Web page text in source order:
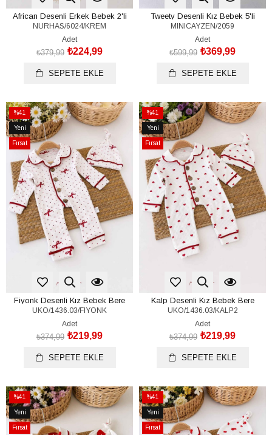
African Desenli Erkek Bebek 2'li
Takım (%100 Pamuk)(0-3/3-6 Ay)
NURHAS/6024/KREM
Adet
₺224,99
₺379,99
SEPETE EKLE
Tweety Desenli Kız Bebek 5'li
Hastane Çıkışı Seti (%100 Pamuk)
MINICAYZEN/2059
Adet
₺369,99
₺599,99
SEPETE EKLE
%41
İndirim
%41İndirim
Yeni
Ürün
Fırsat
Ürünü
Fiyonk Desenli Kız Bebek Bere
Tulum Set (%100 Pamuk)(0-3/6-9
Ay)
UKO/1436.03/FIYONK
Adet
₺219,99
₺374,99
SEPETE EKLE
%41
İndirim
%41İndirim
Yeni
Ürün
Fırsat
Ürünü
Kalp Desenli Kız Bebek Bere
Tulum Set (%100 Pamuk)(0-3/6-9
Ay)
UKO/1436.03/KALP2
Adet
₺219,99
₺374,99
SEPETE EKLE
%41
İndirim
%41İndirim
Yeni
Ürün
Fırsat
%41
İndirim
%41İndirim
Yeni
Ürün
Fırsat